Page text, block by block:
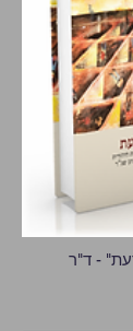
- ד"ר